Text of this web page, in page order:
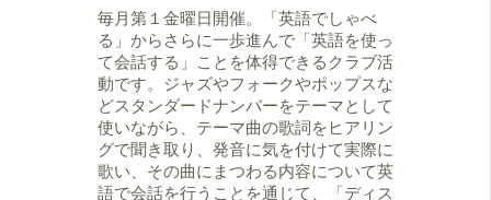
毎月第１金曜日開催。「英語でしゃべ
る」からさらに一歩進んで「英語を使っ
て会話する」ことを体得できるクラブ活
動です。ジャズやフォークやポップスな
どスタンダードナンバーをテーマとして
使いながら、テーマ曲の歌詞をヒアリン
グで聞き取り、発音に気を付けて実際に
歌い、その曲にまつわる内容について英
語で会話を行うことを通じて、「ディス